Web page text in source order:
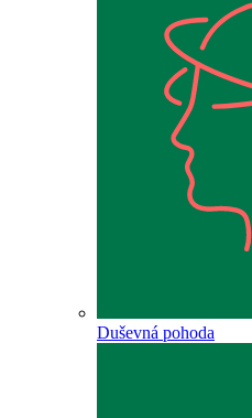
Duševná pohoda